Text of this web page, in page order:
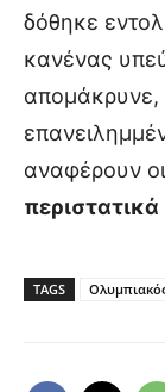
δόθηκε
κανένας
απομάκρυνε,
αναφέρουν
περιστατικά
TAGS